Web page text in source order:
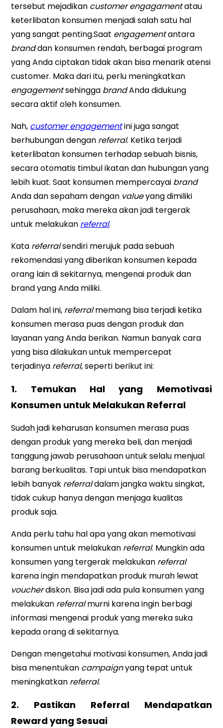
tersebut mejadikan customer engagamentatau
keterlibatan konsumen menjadi salah satu hal
yang sangat penting.Saat engagementantara
branddan konsumen rendah, berbagai program
yang Anda ciptakan tidak akan bisa menarik atensi
customer. Maka dari itu, perlu meningkatkan
engagementsehingga brandAnda didukung
secara aktif oleh konsumen.
Nah, customer engagementini juga sangat
berhubungan dengan referral. Ketika terjadi
keterlibatan konsumen terhadap sebuah bisnis,
secara otomatis timbul ikatan dan hubungan yang
lebih kuat. Saat konsumen mempercayai brand
Anda dan sepaham dengan valueyang dimiliki
perusahaan, maka mereka akan jadi tergerak
untuk melakukan referral.
Kata referralsendiri merujuk pada sebuah
rekomendasi yang diberikan konsumen kepada
orang lain di sekitarnya, mengenai produk dan
brand yang Anda miliki.
Dalam hal ini, referralmemang bisa terjadi ketika
konsumen merasa puas dengan produk dan
layanan yang Anda berikan. Namun banyak cara
yang bisa dilakukan untuk mempercepat
terjadinya referral, seperti berikut ini:
1. Temukan Hal yang Memotivasi
Konsumen untuk Melakukan Referral
Sudah jadi keharusan konsumen merasa puas
dengan produk yang mereka beli, dan menjadi
tanggung jawab perusahaan untuk selalu menjual
barang berkualitas. Tapi untuk bisa mendapatkan
lebih banyak referraldalam jangka waktu singkat,
tidak cukup hanya dengan menjaga kualitas
produk saja.
Anda perlu tahu hal apa yang akan memotivasi
konsumen untuk melakukan referral. Mungkin ada
konsumen yang tergerak melakukan referral
karena ingin mendapatkan produk murah lewat
voucherdiskon. Bisa jadi ada pula konsumen yang
melakukan referralmurni karena ingin berbagi
informasi mengenai produk yang mereka suka
kepada orang di sekitarnya.
Dengan mengetahui motivasi konsumen, Anda jadi
bisa menentukan campaignyang tepat untuk
meningkatkan referral.
2. Pastikan Referral Mendapatkan
Reward yang Sesuai